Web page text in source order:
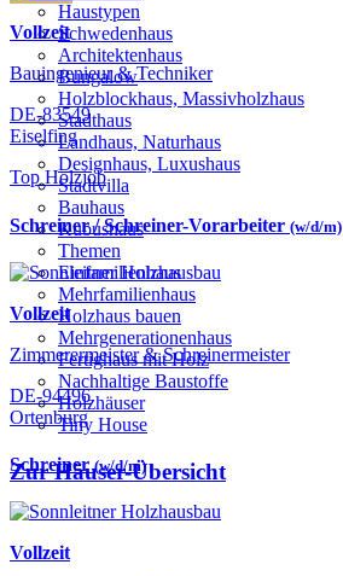
Haustypen
Schwedenhaus
Architektenhaus
Bungalow
Holzblockhaus, Massivholzhaus
Stadthaus
Landhaus, Naturhaus
Designhaus, Luxushaus
Stadtvilla
Bauhaus
Kubushaus
Themen
Einfamilienhaus
Mehrfamilienhaus
Holzhaus bauen
Mehrgenerationenhaus
Fertighaus mit Holz
Nachhaltige Baustoffe
Holzhäuser
Tiny House
Zur Häuser-Übersicht
Vollzeit
Bauingenieur & Techniker
DE-83549
Eiselfing
Top Holzjob
Schreiner / Schreiner-Vorarbeiter (w/d/m)
Vollzeit
Zimmerermeister & Schreinermeister
DE-94496
Ortenburg
Schreiner(w/d/m)
Vollzeit